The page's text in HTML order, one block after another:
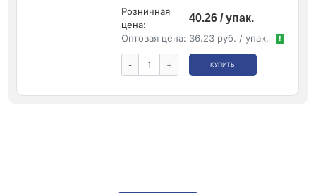
Розничная
цена:
40.26 / упак.
Оптовая цена: 36.23 руб. / упак. !
- + КУПИТЬ